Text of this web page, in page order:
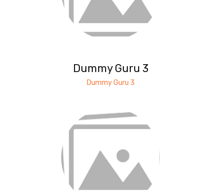
Dummy Guru 3
Dummy Guru 3